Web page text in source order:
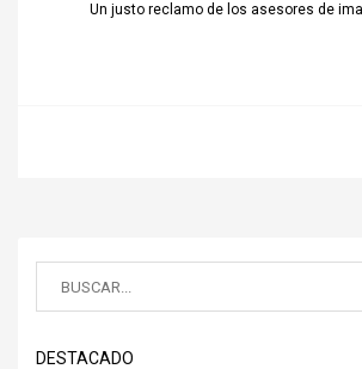
Un justo reclamo de los asesores de
DESTACADO